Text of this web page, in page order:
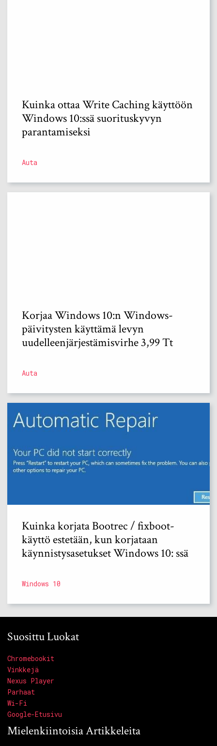
Kuinka ottaa Write Caching käyttöön
Windows 10:ssä suorituskyvyn
parantamiseksi
Auta
Korjaa Windows 10:n Windows-
päivitysten käyttämä levyn
uudelleenjärjestämisvirhe 3,99 Tt
Auta
Kuinka korjata Bootrec / fixboot-
käyttö estetään, kun korjataan
käynnistysasetukset Windows 10: ssä
Windows 10
Suosittu Luokat
Chromebookit
Vinkkejä
Nexus Player
Parhaat
Wi-Fi
Google-Etusivu
Mielenkiintoisia Artikkeleita